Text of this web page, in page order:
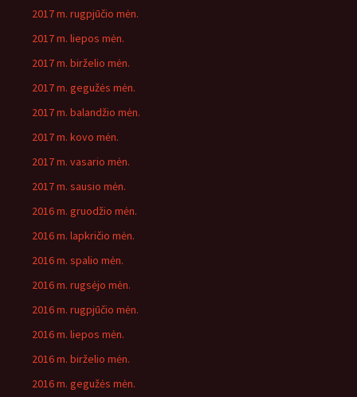
2017 m. rugpjūčio mėn.
2017 m. liepos mėn.
2017 m. birželio mėn.
2017 m. gegužės mėn.
2017 m. balandžio mėn.
2017 m. kovo mėn.
2017 m. vasario mėn.
2017 m. sausio mėn.
2016 m. gruodžio mėn.
2016 m. lapkričio mėn.
2016 m. spalio mėn.
2016 m. rugsėjo mėn.
2016 m. rugpjūčio mėn.
2016 m. liepos mėn.
2016 m. birželio mėn.
2016 m. gegužės mėn.